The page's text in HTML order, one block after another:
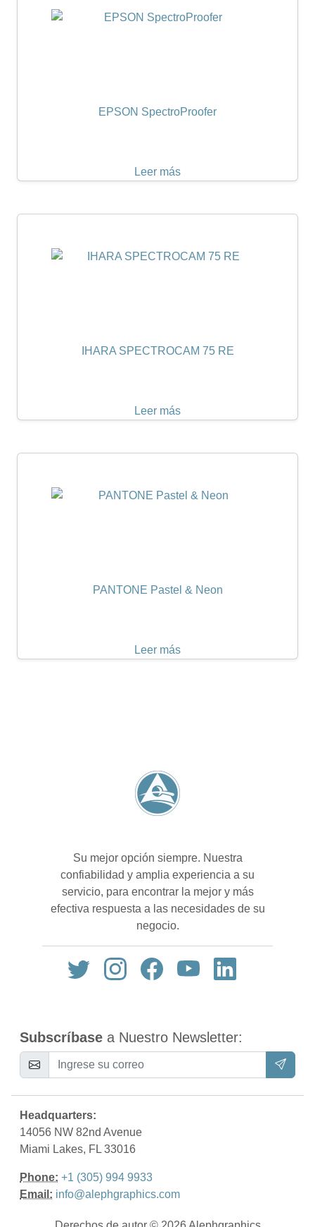
EPSON SpectroProofer
Leer más
IHARA SPECTROCAM 75 RE
Leer más
PANTONE Pastel & Neon
Leer más
Su mejor opción siempre. Nuestra
confiabilidad y amplia experiencia a su
servicio, para encontrar la mejor y más
efectiva respuesta a las necesidades de su
negocio.
Subscríbase a Nuestro Newsletter:
Headquarters:
14056 NW 82nd Avenue
Miami Lakes, FL 33016
Phone: +1 (305) 994 9933
Email: info@alephgraphics.com